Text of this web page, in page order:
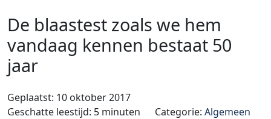
De blaastest zoals we hem
vandaag kennen bestaat 50
jaar
Geplaatst: 10 oktober 2017
Geschatte leestijd: 5 minuten
Categorie: Algemeen